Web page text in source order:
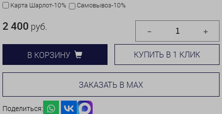
Карта Шарлот-10% Самовывоз-10%
2 400 руб.
В КОРЗИНУ КУПИТЬ В 1 КЛИК
ЗАКАЗАТЬ В MAX
Поделиться: